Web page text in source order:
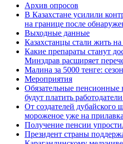
Архив опросов
В Казахстане усилили
на границе после
Выходные данные
Казахстанцы стали жить
Какие препараты станут
Минздрав расширяет
Малина за 5000 тенге:
Мероприятия
Обязательные пенсионные
будут платить
От создателей дубайского
мороженое уже на
Получение пенсии
Президент страны